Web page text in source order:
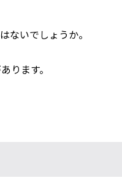
ないでしょうか。
ります。